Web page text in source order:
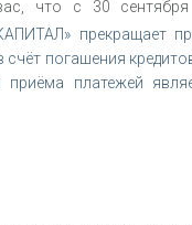
что с 30
прекращает
счёт погашения
приёма платежей